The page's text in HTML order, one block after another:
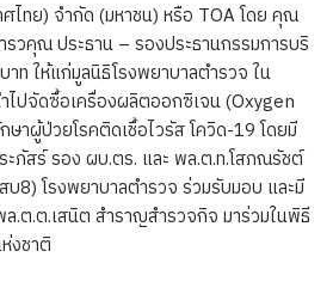
ศไทย) จำกัด (มหาชน) หรือ TOA โดย คุณ
วคุณ ประธาน – รองประธานกรรมการบริ
ท ให้แก่มูลนิธิโรงพยาบาลตำรวจ ใน
ไปจัดซื้อเครื่องผลิตออกซิเจน (Oxygen
าผู้ป่วยโรคติดเชื้อไวรัส โควิด-19 โดยมี
ภัสร์ รอง ผบ.ตร. และ พล.ต.ท.โสภณรัชต์
8) โรงพยาบาลตำรวจ ร่วมรับมอบ และมี
ต.ต.เสนิต สำราญสำรวจกิจ มาร่วมในพิธี
งชาติ